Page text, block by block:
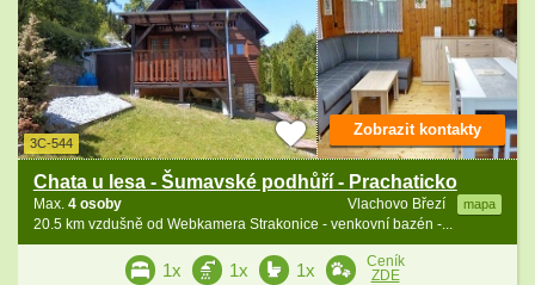
3C-544
Chata u lesa - Šumavské podhůří - Prachaticko
Vlachovo Březí mapa
Max. 4 osoby
20.5 km vzdušně od Webkamera Strakonice - venkovní bazén -...
Zobrazit kontakty
1x 1x 1x
Ceník
ZDE